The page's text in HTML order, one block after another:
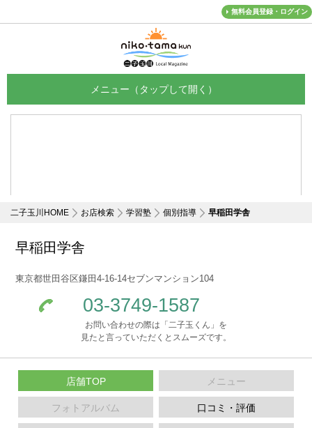
無料会員登録・ログイン
二子玉川HOME お店検索 学習塾 個別指導 早稲田学舎
早稲田学舎
東京都世田谷区鎌田4-16-14セブンマンション104
03-3749-1587
お問い合わせの際は「二子玉くん」を
見たと言っていただくとスムーズです。
店舗TOP メニュー
フォトアルバム 口コミ・評価
メニュー